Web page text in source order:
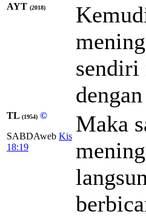
AYT (2018)
sendiri
TL (1954) ©
SABDAweb Kis
18:19
Maka